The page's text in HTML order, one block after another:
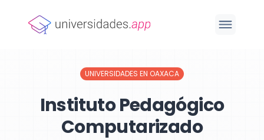
UNIVERSIDADES EN OAXACA
Instituto Pedagógico
Computarizado